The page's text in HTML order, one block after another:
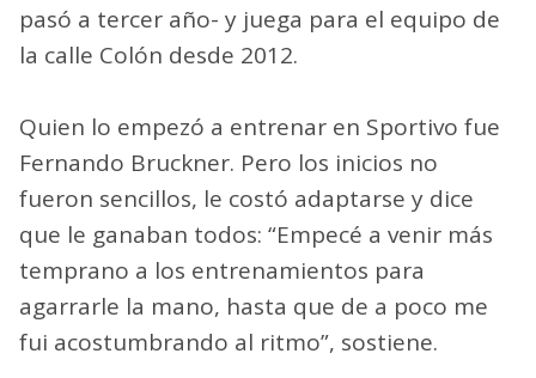
pasó a tercer año- y juega para el equipo de
la calle Colón desde 2012.
Quien lo empezó a entrenar en Sportivo fue
Fernando Bruckner. Pero los inicios no
fueron sencillos, le costó adaptarse y dice
que le ganaban todos: “Empecé a venir más
temprano a los entrenamientos para
agarrarle la mano, hasta que de a poco me
fui acostumbrando al ritmo”, sostiene.